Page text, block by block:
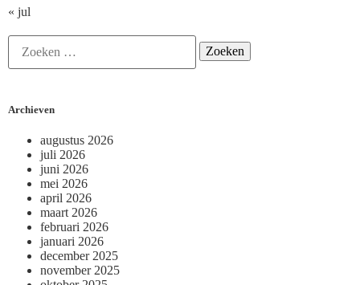
« jul
Archieven
augustus 2026
juli 2026
juni 2026
mei 2026
april 2026
maart 2026
februari 2026
januari 2026
december 2025
november 2025